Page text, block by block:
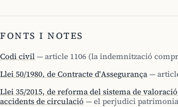
FONTS I NOTES
Codi civil— article 1106 (la indemnització
Llei 50/1980, de Contracte d'Assegurança—
Llei 35/2015, de reforma del sistema de
accidents de circulació — el perjudici